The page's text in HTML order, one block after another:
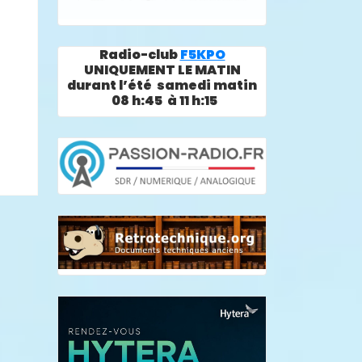
Radio-clubF5KPO
UNIQUEMENT LE MATIN
durant l’été samedi matin
08 h:45 à 11 h:15